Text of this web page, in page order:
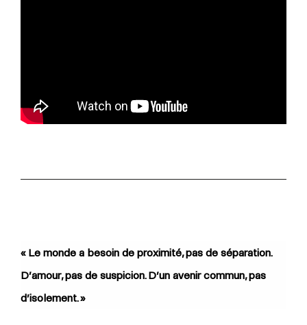
« Le monde a besoin de proximité, pas de séparation.
D’amour, pas de suspicion. D’un avenir commun, pas
d’isolement. »